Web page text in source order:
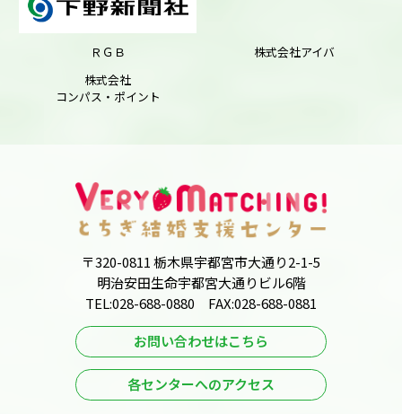
ＲＧＢ
株式会社アイバ
株式会社
コンパス・ポイント
〒320-0811 栃木県宇都宮市大通り2-1-5
明治安田生命宇都宮大通りビル6階
TEL:028-688-0880 FAX:028-688-0881
お問い合わせはこちら
各センターへのアクセス